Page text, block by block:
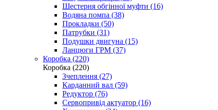
Шестерня обгінної муфти (16)
Водяна помпа (38)
Прокладки (50)
Патрубки (31)
Подушки двигуна (15)
Ланцюги ГРМ (37)
Коробка (220)
Коробка (220)
Зчеплення (27)
Карданний вал (59)
Редуктор (76)
Сервопривід актуатор (16)